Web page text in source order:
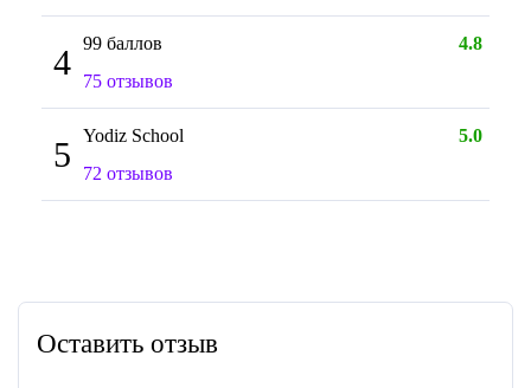
4 99 баллов
4.8
75 отзывов
5 Yodiz School
5.0
72 отзывов
Оставить отзыв